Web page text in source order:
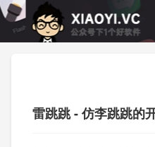
雷跳跳 - 仿李跳跳的